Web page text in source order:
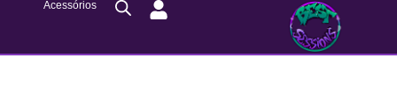
Acessórios